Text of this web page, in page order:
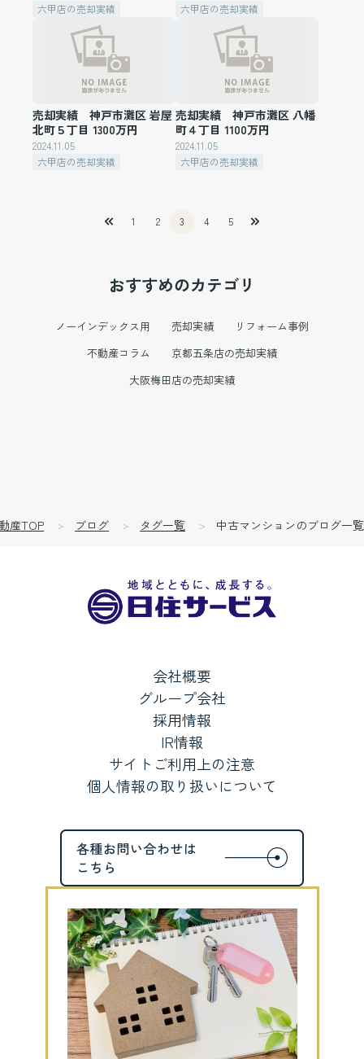
六甲店の売却実績
六甲店の売却実績
売却実績 神戸市灘区 岩屋
北町５丁目 1300万円
2024.11.05
六甲店の売却実績
売却実績 神戸市灘区 八幡
町４丁目 1100万円
2024.11.05
六甲店の売却実績
1 2 3 4 5
おすすめのカテゴリ
ノーインデックス用 売却実績
リフォーム事例
不動産コラム
京都五条店の売却実績
大阪梅田店の売却実績
産TOP ブログ タグ一覧 中古マンションのブログ一覧
会社概要
グループ会社
採用情報
IR情報
サイトご利用上の注意
個人情報の取り扱いについて